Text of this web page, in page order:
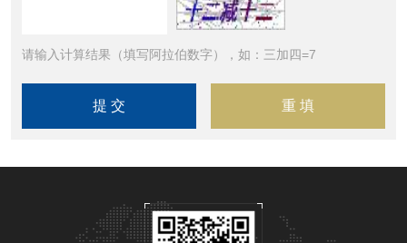
请输入计算结果（填写阿拉伯数字），如：三加四=7